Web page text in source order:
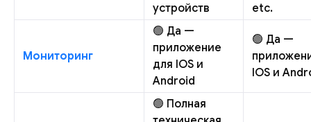
устройств
etc.
Мониторинг
🟢 Да —
приложение
для IOS и
Android
🟢 Да —
IOS и
🟢 Полная